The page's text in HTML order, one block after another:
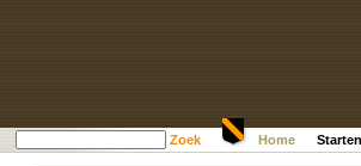
Zoek Home Starten